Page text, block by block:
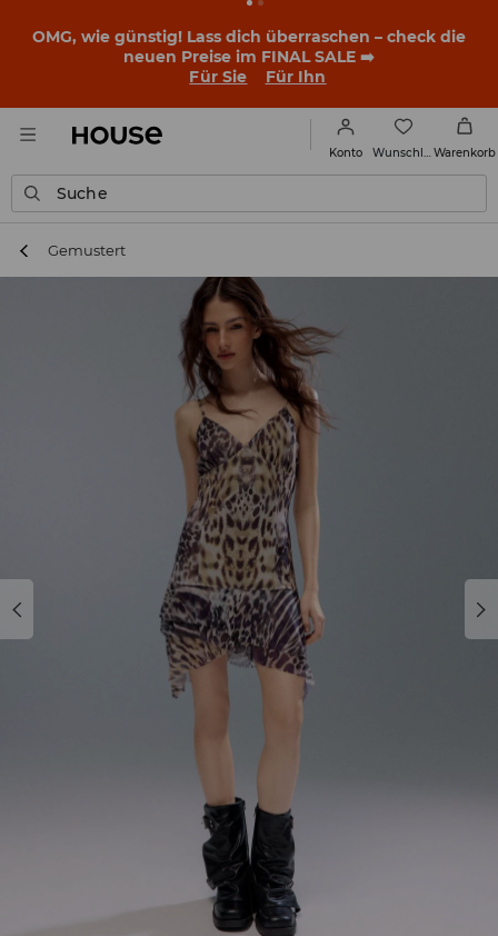
BACK TO SCHOOL 📒Die besten Geschichten beginnen
noch vor dem ersten Klingeln. Starte mit einem neuen
Outfit ins Schuljahr!
Für Sie
Für Ihn
Konto Warenkorb
Suche
Gemustert